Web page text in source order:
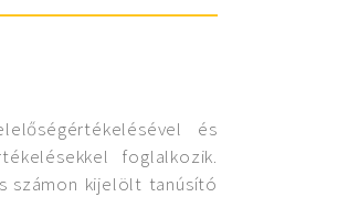
és
foglalkozik.
számon kijelölt tanúsító